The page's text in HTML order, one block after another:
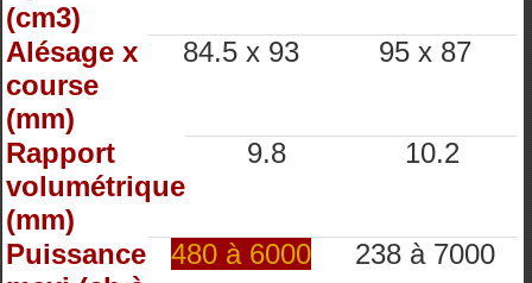
(cm3)
Alésage x
course
(mm)
84.5 x 93 95 x 87
Rapport
volumétrique
(mm)
9.8 10.2
Puissance
480 à 6000 238 à 7000